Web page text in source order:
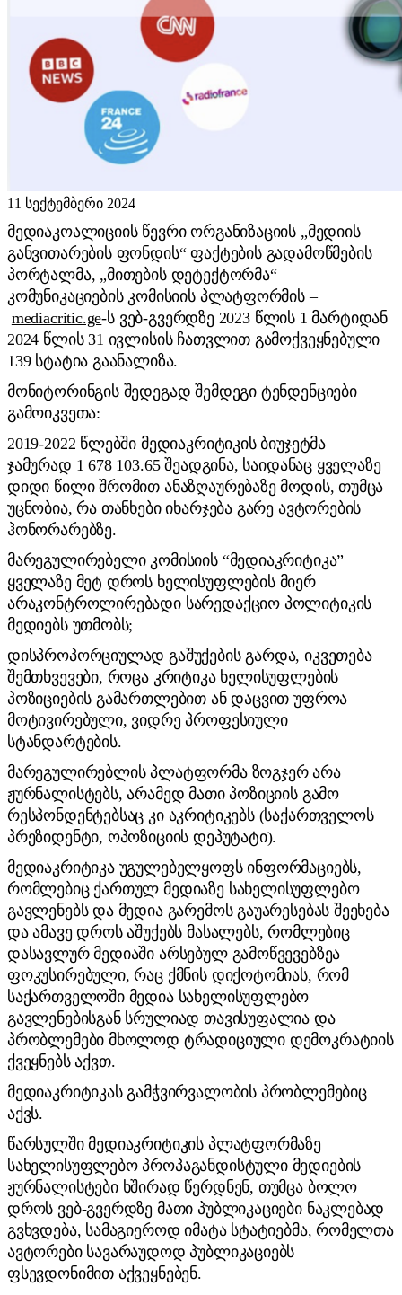
11 სექტემბერი 2024
მედიაკოალიციის წევრი ორგანიზაციის „მედიის
განვითარების ფონდის“ ფაქტების გადამოწმების
პორტალმა, „მითების დეტექტორმა“
კომუნიკაციების კომისიის პლატფორმის –
mediacritic.ge-ს ვებ-გვერდზე 2023 წლის 1 მარტიდან
2024 წლის 31 ივლისის ჩათვლით გამოქვეყნებული
139 სტატია გაანალიზა.
მონიტორინგის შედეგად შემდეგი ტენდენციები
გამოიკვეთა:
2019-2022 წლებში მედიაკრიტიკის ბიუჯეტმა
ჯამურად 1 678 103.65 შეადგინა, საიდანაც ყველაზე
დიდი წილი შრომით ანაზღაურებაზე მოდის, თუმცა
უცნობია, რა თანხები იხარჯება გარე ავტორების
ჰონორარებზე.
მარეგულირებელი კომისიის “მედიაკრიტიკა”
ყველაზე მეტ დროს ხელისუფლების მიერ
არაკონტროლირებადი სარედაქციო პოლიტიკის
მედიებს უთმობს;
დისპროპორციულად გაშუქების გარდა, იკვეთება
შემთხვევები, როცა კრიტიკა ხელისუფლების
პოზიციების გამართლებით ან დაცვით უფროა
მოტივირებული, ვიდრე პროფესიული
სტანდარტების.
მარეგულირებლის პლატფორმა ზოგჯერ არა
ჟურნალისტებს, არამედ მათი პოზიციის გამო
რესპონდენტებსაც კი აკრიტიკებს (საქართველოს
პრეზიდენტი, ოპოზიციის დეპუტატი).
მედიაკრიტიკა უგულებელყოფს ინფორმაციებს,
რომლებიც ქართულ მედიაზე სახელისუფლებო
გავლენებს და მედია გარემოს გაუარესებას შეეხება
და ამავე დროს აშუქებს მასალებს, რომლებიც
დასავლურ მედიაში არსებულ გამოწვევებზეა
ფოკუსირებული, რაც ქმნის დიქოტომიას, რომ
საქართველოში მედია სახელისუფლებო
გავლენებისგან სრულიად თავისუფალია და
პრობლემები მხოლოდ ტრადიციული დემოკრატიის
ქვეყნებს აქვთ.
მედიაკრიტიკას გამჭვირვალობის პრობლემებიც
აქვს.
წარსულში მედიაკრიტიკის პლატფორმაზე
სახელისუფლებო პროპაგანდისტული მედიების
ჟურნალისტები ხშირად წერდნენ, თუმცა ბოლო
დროს ვებ-გვერდზე მათი პუბლიკაციები ნაკლებად
გვხვდება, სამაგიეროდ იმატა სტატიებმა, რომელთა
ავტორები სავარაუდოდ პუბლიკაციებს
ფსევდონიმით აქვეყნებენ.